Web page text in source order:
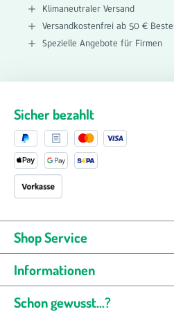
Klimaneutraler Versand
Versandkostenfrei ab 50 €
Spezielle Angebote für Firmen
Sicher bezahlt
Shop Service
Informationen
Schon gewusst...?